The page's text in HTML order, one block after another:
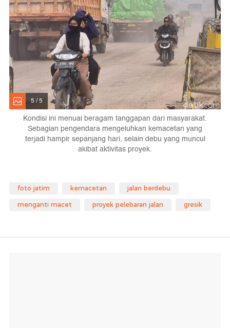
5 / 5
Kondisi ini menuai beragam tanggapan dari masyarakat.
Sebagian pengendara mengeluhkan kemacetan yang
terjadi hampir sepanjang hari, selain debu yang muncul
akibat aktivitas proyek.
foto jatim kemacetan jalan berdebu
menganti macet proyek pelebaran jalan gresik